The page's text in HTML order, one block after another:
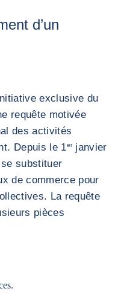
d’un
exclusive du
requête motivée
des activités
Depuis le 1erjanvier
substituer
de commerce pour
La requête
pièces